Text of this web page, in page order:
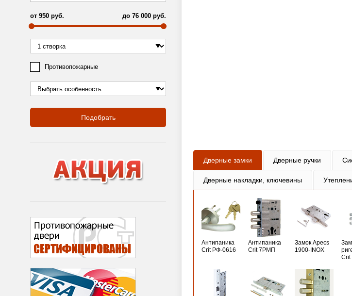
от 950 руб. до 76 000 руб.
Противопожарные
Подобрать
Дверные замки Дверные ручки
Дверные накладки, ключевины
Антипаника
Crit РФ-0616
Антипаника
Crit 7РМП
Замок Apecs
1900-INOX
Crit